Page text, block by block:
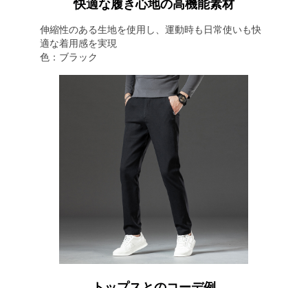
快適な履き心地の高機能素材
伸縮性のある生地を使用し、運動時も日常使いも快
適な着用感を実現
色：ブラック